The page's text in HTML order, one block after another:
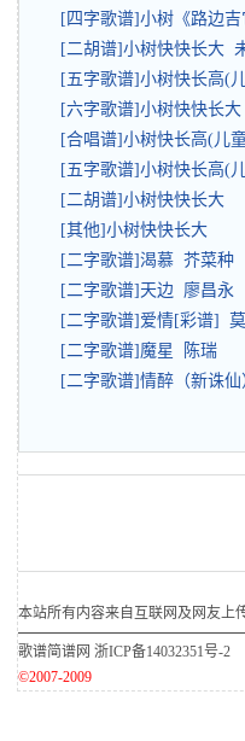
[四字歌谱]小树《路边
[二胡谱]小树快快长大
[五字歌谱]小树快长高(
[六字歌谱]小树快快长大
[合唱谱]小树快长高(儿
[五字歌谱]小树快长高(
[二胡谱]小树快快长大
[其他]小树快快长大
[二字歌谱]渴慕 芥菜种
[二字歌谱]天边 廖昌永
[二字歌谱]爱情[彩谱]
[二字歌谱]魔星 陈瑞
[二字歌谱]情醉（新诛
本站所有内容来自互联网及网友上
歌谱简谱网 浙ICP备14032351号-2
©2007-2009